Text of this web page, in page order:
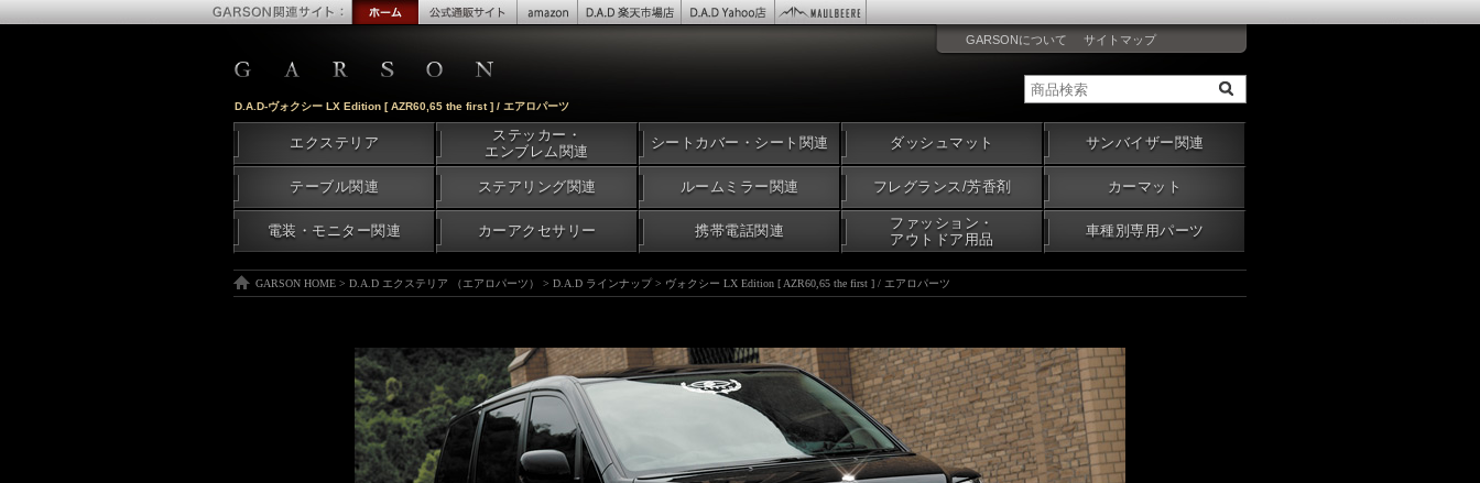
D.A.D-ヴォクシー LX Edition [ AZR60,65 the first ] / エアロパーツ
エクステリア
ステッカー・
エンブレム関連
シートカバー・シート関連 ダッシュマット サンバイザー関連
テーブル関連 ステアリング関連 ルームミラー関連 フレグランス/芳香剤 カーマット
電装・モニター関連 カーアクセサリー 携帯電話関連
ファッション・
アウトドア用品
車種別専用パーツ
GARSONについて サイトマップ
GARSON HOME > D.A.D エクステリア （エアロパーツ） > D.A.D ラインナップ> ヴォクシー LX Edition [ AZR60,65 the first ] / エアロパーツ